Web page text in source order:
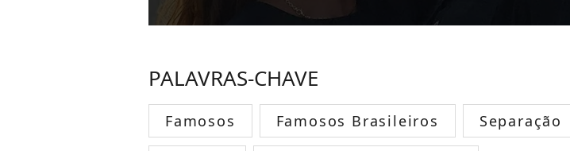
PALAVRAS-CHAVE
Famosos Famosos Brasileiros Separação